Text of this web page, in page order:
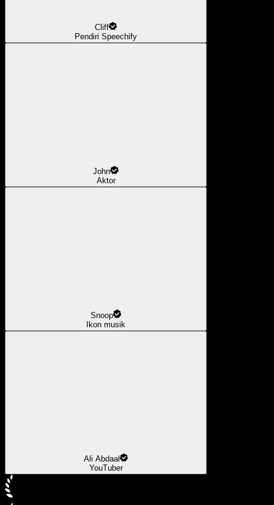
Cliff
Pendiri Speechify
John
Aktor
Snoop
Ikon musik
Ali Abdaal
YouTuber